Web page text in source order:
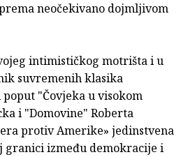
neočekivano dojmljivom
intimističkog motrišta i u
suvremenih klasika
"Čovjeka u visokom
i "Domovine" Roberta
protiv Amerike» jedinstvena
granici između demokracije i